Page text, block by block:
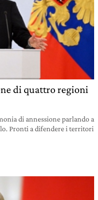
di quattro regioni
di annessione parlando a
Pronti a difendere i territori